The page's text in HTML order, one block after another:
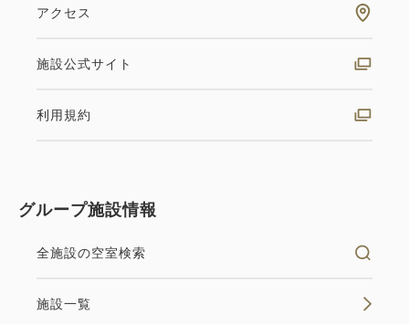
アクセス
施設公式サイト
利用規約
グループ施設情報
全施設の空室検索
施設一覧